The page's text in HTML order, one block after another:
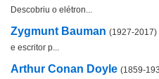
Descobriu o elétron...
Zygmunt Bauman (1927-2017)
e escritor p...
Arthur Conan Doyle (1859-